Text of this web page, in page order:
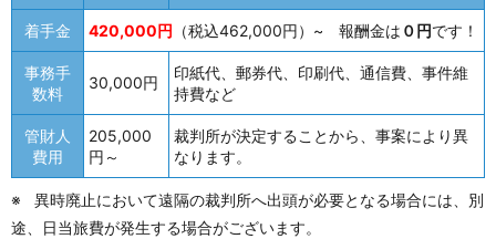
着手金 420,000円 （税込462,000円）~ 報酬金は ０円です！
事務手
数料
30,000円
印紙代、郵券代、印刷代、通信費、事件維
持費など
管財人
費用
205,000
円～
裁判所が決定することから、事案により異
なります。
※ 異時廃止において遠隔の裁判所へ出頭が必要となる場合には、別
途、日当旅費が発生する場合がございます。